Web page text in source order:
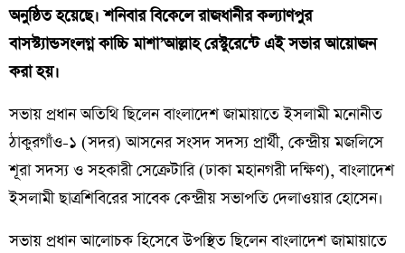
অনুষ্ঠিত হয়েছে। শনিবার বিকেলে রাজধানীর কল্যাণপুর
বাসস্ট্যান্ডসংলগ্ন কাচ্চি মাশা’আল্লাহ রেস্টুরেন্টে এই সভার আয়োজন
করা হয়।
সভায় প্রধান অতিথি ছিলেন বাংলাদেশ জামায়াতে ইসলামী মনোনীত
ঠাকুরগাঁও-১ (সদর) আসনের সংসদ সদস্য প্রার্থী, কেন্দ্রীয় মজলিসে
শূরা সদস্য ও সহকারী সেক্রেটারি (ঢাকা মহানগরী দক্ষিণ), বাংলাদেশ
ইসলামী ছাত্রশিবিরের সাবেক কেন্দ্রীয় সভাপতি দেলাওয়ার হোসেন।
সভায় প্রধান আলোচক হিসেবে উপস্থিত ছিলেন বাংলাদেশ জামায়াতে